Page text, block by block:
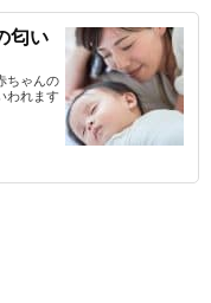
匂い
ちゃんの
われます